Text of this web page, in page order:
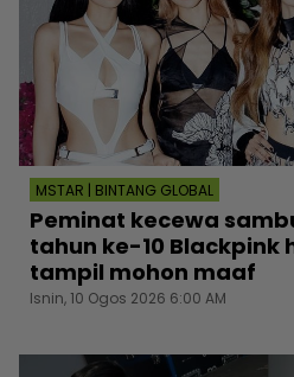
MSTAR | BINTANG GLOBAL
Peminat kecewa
tahun ke-10 Blackpink
tampil mohon maaf
Isnin, 10 Ogos 2026 6:00 AM